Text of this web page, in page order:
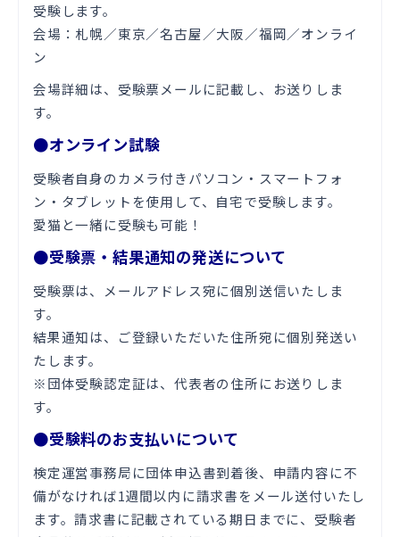
受験します。
会場：札幌／東京／名古屋／大阪／福岡／オンライ
ン
会場詳細は、受験票メールに記載し、お送りしま
す。
●オンライン試験
受験者自身のカメラ付きパソコン・スマートフォ
ン・タブレットを使用して、自宅で受験します。
愛猫と一緒に受験も可能！
●受験票・結果通知の発送について
受験票は、メールアドレス宛に個別送信いたしま
す。
結果通知は、ご登録いただいた住所宛に個別発送い
たします。
※団体受験認定証は、代表者の住所にお送りしま
す。
●受験料のお支払いについて
検定運営事務局に団体申込書到着後、申請内容に不
備がなければ1週間以内に請求書をメール送付いたし
ます。請求書に記載されている期日までに、受験者